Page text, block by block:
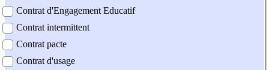
Contrat d'Engagement Educatif
Contrat intermittent
Contrat pacte
Contrat d'usage